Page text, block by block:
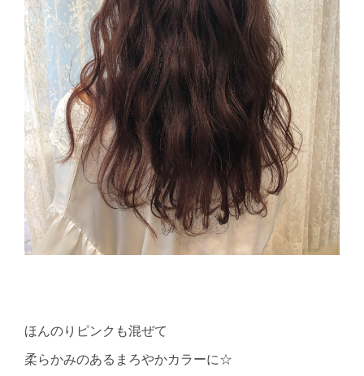
ほんのりピンクも混ぜて
柔らかみのあるまろやかカラーに☆